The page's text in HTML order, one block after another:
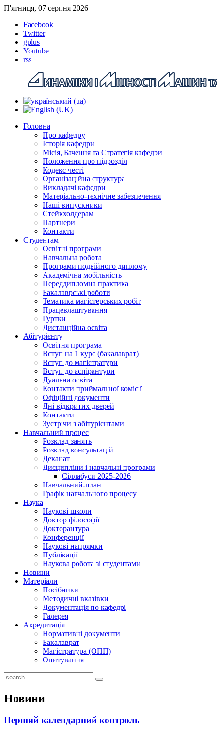
П'ятниця, 07 серпня 2026
Facebook
Twitter
gplus
Youtube
rss
Головна
Про кафедру
Історія кафедри
Місія, Бачення та Стратегія кафедри
Положення про підрозділ
Кодекс честі
Організаційна структура
Викладачі кафедри
Матеріально-технічне забезпечення
Наші випускники
Стейкхолдерам
Партнери
Контакти
Студентам
Освітні програми
Навчальна робота
Програми подвійного диплому
Академічна мобільність
Переддипломна практика
Бакалаврські роботи
Тематика магістерських робіт
Працевлаштування
Гуртки
Дистанційна освіта
Абітурієнту
Освітня програма
Вступ на 1 курс (бакалаврат)
Вступ до магістратури
Вступ до аспірантури
Дуальна освіта
Контакти приймальної комісії
Офіційні документи
Дні відкритих дверей
Контакти
Зустрічи з абітурієнтами
Навчальний процес
Розклад занять
Розклад консультацій
Деканат
Дисципліни і навчальні програми
Сіллабуси 2025-2026
Навчальний-план
Графік навчального процесу
Наука
Наукові школи
Доктор філософії
Докторантура
Конференції
Наукові напрямки
Публікації
Наукова робота зі студентами
Новини
Матеріали
Посібники
Методичні вказівки
Документація по кафедрі
Галерея
Акредитація
Нормативні документи
Бакалаврат
Магістратура (ОПП)
Опитування
Новини
Перший календарний контроль